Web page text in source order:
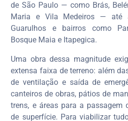
de São Paulo — como Brás,
Maria e Vila Medeiros — até
Guarulhos e bairros como
Bosque Maia e Itapegica.
Uma obra dessa magnitude
extensa faixa de terreno: além
de ventilação e saída de
canteiros de obras, pátios de
trens, e áreas para a passagem
de superfície. Para viabilizar